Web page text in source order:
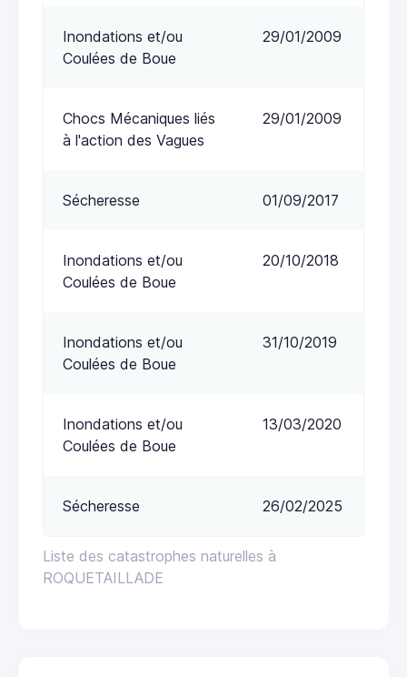
Liste des catastrophes naturelles à
ROQUETAILLADE
Inondations et/ou
Coulées de Boue
29/01/2009
Chocs Mécaniques liés
à l'action des Vagues
29/01/2009
Sécheresse 01/09/2017
Inondations et/ou
Coulées de Boue
20/10/2018
Inondations et/ou
Coulées de Boue
31/10/2019
Inondations et/ou
Coulées de Boue
13/03/2020
Sécheresse 26/02/2025